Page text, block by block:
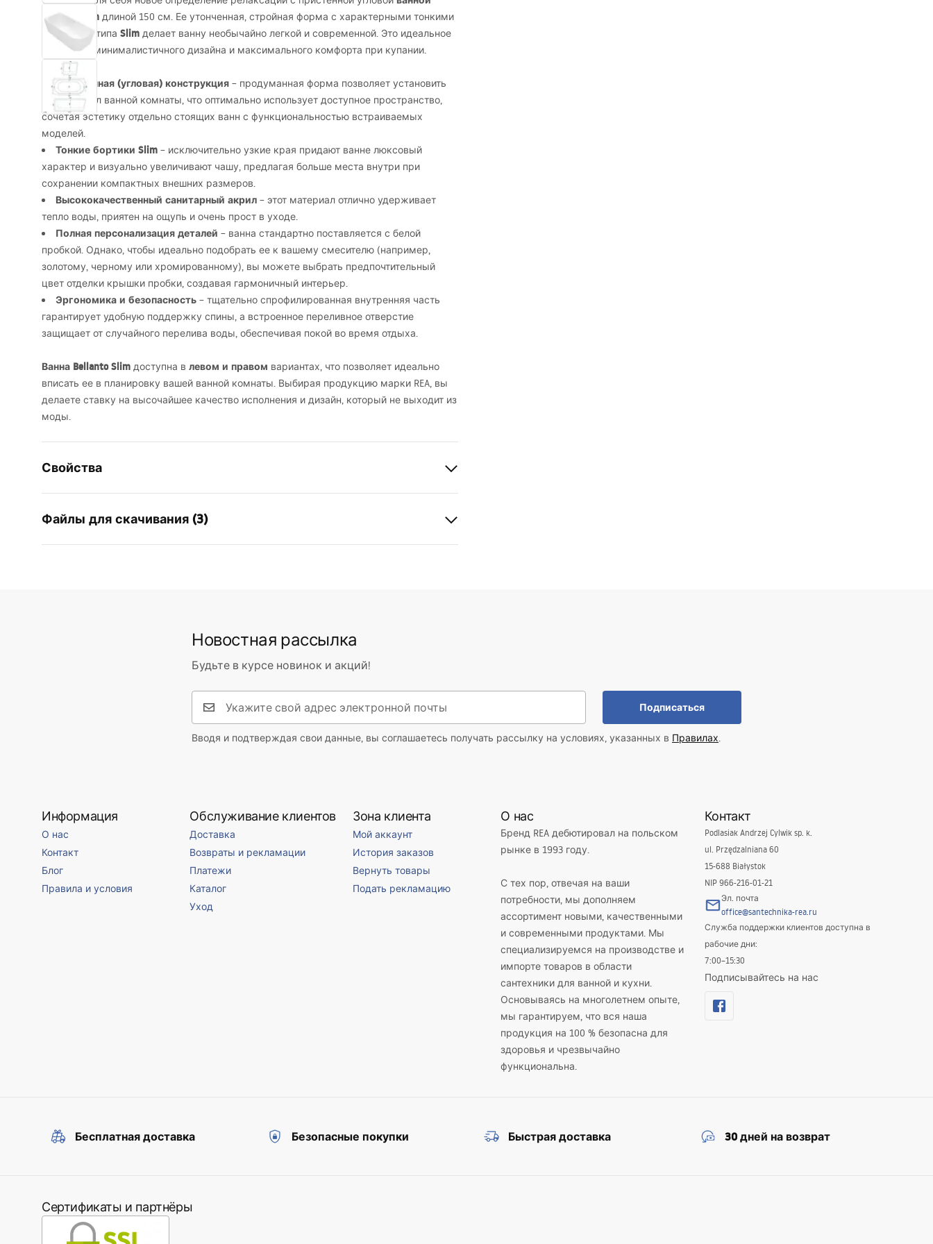
Bellanto Slim длиной 150 см. Ее утонченная, стройная форма с характерными тонкими
бортиками типа Slim делает ванну необычайно легкой и современной. Это идеальное
сочетание минималистичного дизайна и максимального комфорта при купании.
Пристенная (угловая) конструкция – продуманная форма позволяет установить
ванну в угол ванной комнаты, что оптимально использует доступное пространство,
сочетая эстетику отдельно стоящих ванн с функциональностью встраиваемых
моделей.
Тонкие бортики Slim – исключительно узкие края придают ванне люксовый
характер и визуально увеличивают чашу, предлагая больше места внутри при
сохранении компактных внешних размеров.
Высококачественный санитарный акрил – этот материал отлично удерживает
тепло воды, приятен на ощупь и очень прост в уходе.
Полная персонализация деталей – ванна стандартно поставляется с белой
пробкой. Однако, чтобы идеально подобрать ее к вашему смесителю (например,
золотому, черному или хромированному), вы можете выбрать предпочтительный
цвет отделки крышки пробки, создавая гармоничный интерьер.
Эргономика и безопасность – тщательно спрофилированная внутренняя часть
гарантирует удобную поддержку спины, а встроенное переливное отверстие
защищает от случайного перелива воды, обеспечивая покой во время отдыха.
Ванна Bellanto Slim доступна в левом и правом вариантах, что позволяет идеально
вписать ее в планировку вашей ванной комнаты. Выбирая продукцию марки REA, вы
делаете ставку на высочайшее качество исполнения и дизайн, который не выходит из
моды.
Свойства
Цвет
Материал
Акрил
Левая
Файлы для скачивания (3)
Новостная рассылка
Будьте в курсе новинок и акций!
Подписаться
Вводя и подтверждая свои данные, вы соглашаетесь получать рассылку на условиях, указанных в Правилах.
Информация
О нас
Контакт
Блог
Правила и условия
Обслуживание клиентов
Доставка
Возвраты и рекламации
Платежи
Каталог
Уход
Зона клиента
Мой аккаунт
История заказов
Вернуть товары
Подать рекламацию
О нас
Бренд REA дебютировал на польском
рынке в 1993 году.
С тех пор, отвечая на ваши
потребности, мы дополняем
ассортимент новыми, качественными
и современными продуктами. Мы
специализируемся на производстве и
импорте товаров в области
сантехники для ванной и кухни.
Основываясь на многолетнем опыте,
мы гарантируем, что вся наша
продукция на 100 % безопасна для
здоровья и чрезвычайно
функциональна.
Контакт
Podlasiak Andrzej Cylwik sp. k.
ul. Przędzalniana 60
15-688 Białystok
NIP 966-216-01-21
Эл. почта
office@santechnika-rea.ru
Служба поддержки клиентов доступна в
рабочие дни:
7:00–15:30
Подписывайтесь на нас
Бесплатная доставка Безопасные покупки Быстрая доставка 30 дней на возврат
Сертификаты и партнёры